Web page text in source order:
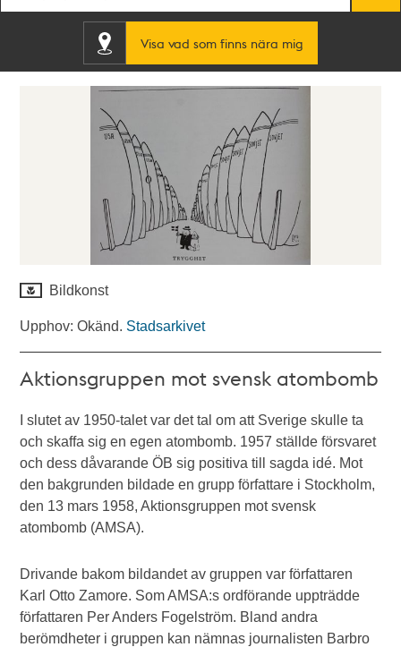
Visa vad som finns nära mig
Bildkonst
Upphov: Okänd. Stadsarkivet
Aktionsgruppen mot svensk atombomb
I slutet av 1950-talet var det tal om att Sverige skulle ta
och skaffa sig en egen atombomb. 1957 ställde försvaret
och dess dåvarande ÖB sig positiva till sagda idé. Mot
den bakgrunden bildade en grupp författare i Stockholm,
den 13 mars 1958, Aktionsgruppen mot svensk
atombomb (AMSA).
Drivande bakom bildandet av gruppen var författaren
Karl Otto Zamore. Som AMSA:s ordförande uppträdde
författaren Per Anders Fogelström. Bland andra
berömdheter i gruppen kan nämnas journalisten Barbro